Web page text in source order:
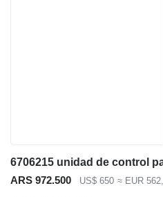
ARS 972.500 US$ 650 ≈ EUR